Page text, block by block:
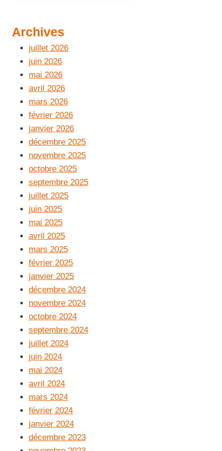
Archives
juillet 2026
juin 2026
mai 2026
avril 2026
mars 2026
février 2026
janvier 2026
décembre 2025
novembre 2025
octobre 2025
septembre 2025
juillet 2025
juin 2025
mai 2025
avril 2025
mars 2025
février 2025
janvier 2025
décembre 2024
novembre 2024
octobre 2024
septembre 2024
juillet 2024
juin 2024
mai 2024
avril 2024
mars 2024
février 2024
janvier 2024
décembre 2023